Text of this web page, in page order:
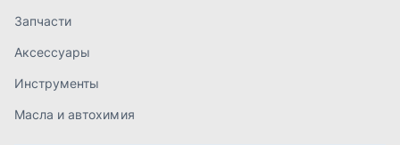
Контакты
order@mteh74.ru